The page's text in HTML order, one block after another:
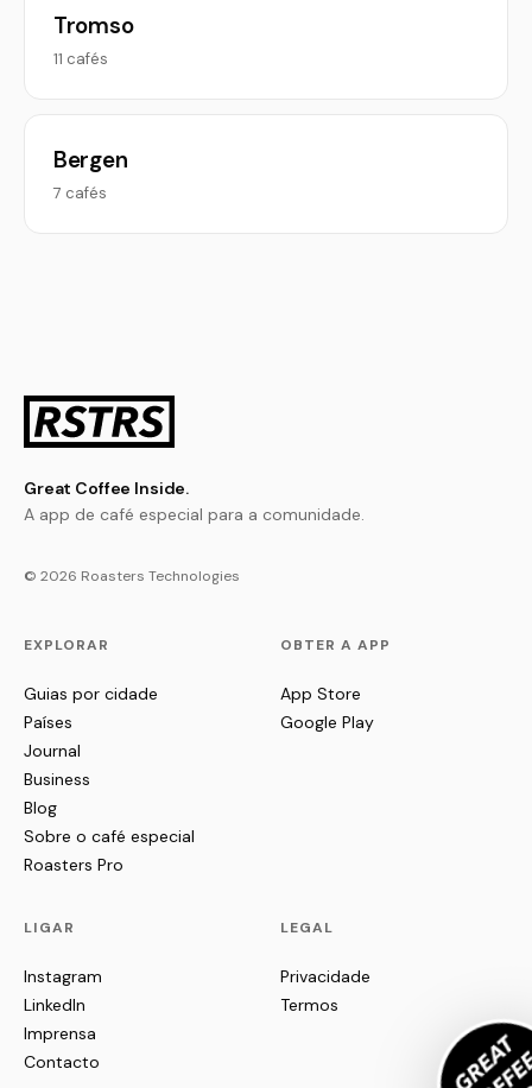
Tromso
11 cafés
Bergen
7 cafés
Great Coffee Inside.
A app de café especial para a comunidade.
© 2026 Roasters Technologies
EXPLORAR
Guias por cidade
Países
Journal
Business
Blog
Sobre o café especial
Roasters Pro
OBTER A APP
App Store
Google Play
LIGAR
Instagram
LinkedIn
Imprensa
Contacto
LEGAL
Privacidade
Termos